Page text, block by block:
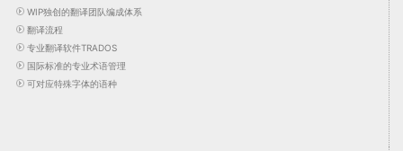
WIP独创的翻译团队编成体系
翻译流程
专业翻译软件TRADOS
国际标准的专业术语管理
可对应特殊字体的语种